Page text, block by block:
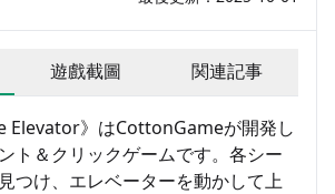
遊戲截圖 関連記事
Elevator》はCottonGameが開発し
ト＆クリックゲームです。各シー
つけ、エレベーターを動かして上